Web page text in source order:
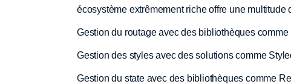
écosystème extrêmement riche offre une multitude
Gestion du routage avec des bibliothèques
Gestion des styles avec des solutions comme
Gestion du state avec des bibliothèques comme